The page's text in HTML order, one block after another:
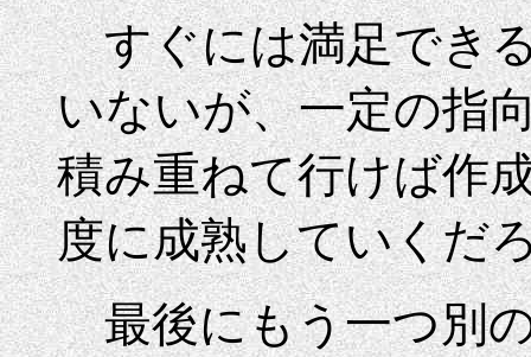
すぐには満足でき
いないが、一定の指
積み重ねて行けば作
度に成熟していくだ
最後にもう一つ別